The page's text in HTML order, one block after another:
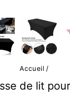
Accueil /
de lit